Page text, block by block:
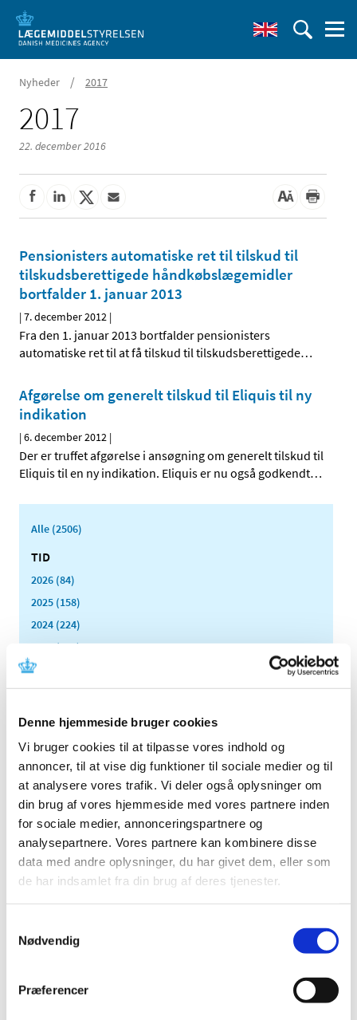
Denne hjemmeside bruger cookies
Vi bruger cookies til at tilpasse vores indhold og
annoncer, til at vise dig funktioner til sociale medier og til
at analysere vores trafik. Vi deler også oplysninger om
din brug af vores hjemmeside med vores partnere inden
for sociale medier, annonceringspartnere og
analysepartnere. Vores partnere kan kombinere disse
data med andre oplysninger, du har givet dem, eller som
de har indsamlet fra din brug af deres tjenester.
Nødvendig
Præferencer
Nyheder / 2017
2017
22. december 2016
Pensionisters automatiske ret til tilskud til
tilskudsberettigede håndkøbslægemidler
bortfalder 1. januar 2013
|7. december 2012 |
Fra den 1. januar 2013 bortfalder pensionisters
automatiske ret til at få tilskud til tilskudsberettigede…
Afgørelse om generelt tilskud til Eliquis til ny
indikation
|6. december 2012 |
Der er truffet afgørelse i ansøgning om generelt tilskud til
Eliquis til en ny indikation. Eliquis er nu også godkendt…
Alle (2506)
TID
2026 (84)
2025 (158)
2024 (224)
2023 (195)
2022 (197)
2021 (516)
2018 (150)
2017 (167)
2016 (167)
2015 (33)
2014 (44)
2013 (49)
november (6)
august (1)